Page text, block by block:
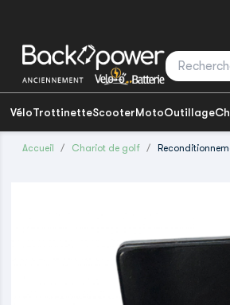
VéloTrottinetteScooterMotoOutillage
Accueil Chariot de golf